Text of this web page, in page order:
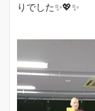
りでした✨💖✨